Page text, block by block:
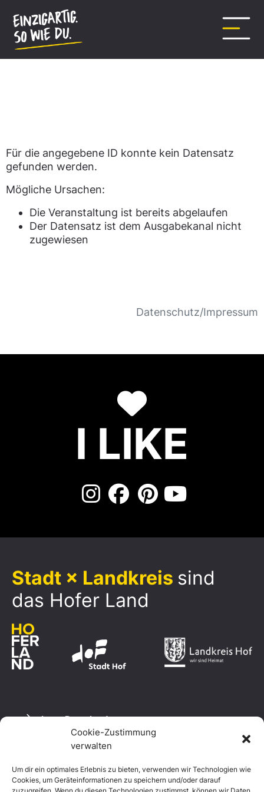
Cookie-Zustimmung
verwalten
Um dir ein optimales Erlebnis zu bieten, verwenden wir Technologien wie
Cookies, um Geräteinformationen zu speichern und/oder darauf
springen
Für die angegebene ID konnte kein Datensatz
gefunden werden.
Mögliche Ursachen:
Die Veranstaltung ist bereits abgelaufen
Der Datensatz ist dem Ausgabekanal nicht
zugewiesen
Datenschutz/Impressum
I LIKE
Stadt × Landkreis sind
das Hofer Land
Logo Download
Datenschutzerklärung
Impressum